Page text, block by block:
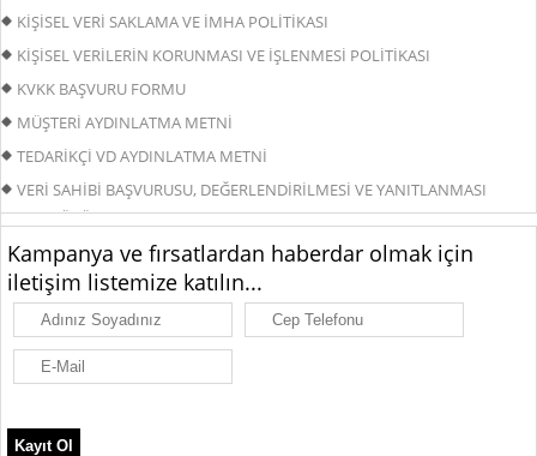
KİŞİSEL VERİ SAKLAMA VE İMHA POLİTİKASI
KİŞİSEL VERİLERİN KORUNMASI VE İŞLENMESİ POLİTİKASI
KVKK BAŞVURU FORMU
MÜŞTERİ AYDINLATMA METNİ
TEDARİKÇİ VD AYDINLATMA METNİ
VERİ SAHİBİ BAŞVURUSU, DEĞERLENDİRİLMESİ VE YANITLANMASI
PROSEDÜRÜ
Kampanya ve fırsatlardan haberdar olmak için
iletişim listemize katılın...